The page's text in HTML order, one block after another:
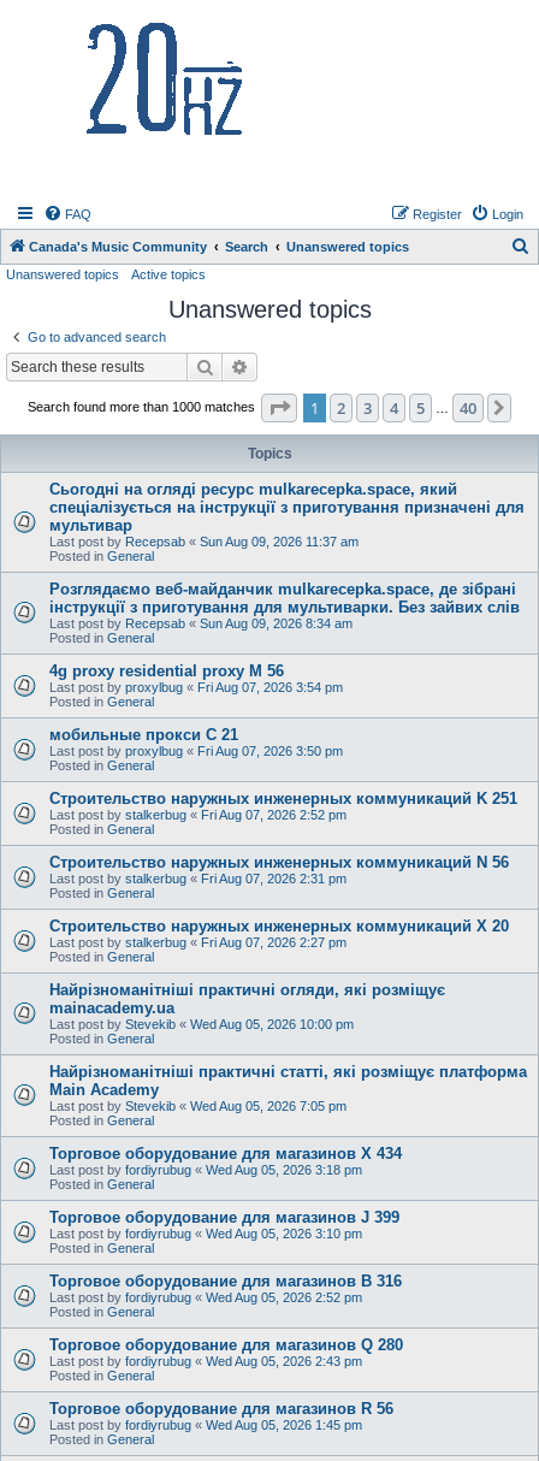
FAQ Login
Register
Canada's Music Community Search Unanswered topics
Unanswered topics Active topics
Unanswered topics
Go to advanced search
Search
Search found more than 1000 matches Page 1of 40
1 2 3 4 5 40
Topics
Сьогодні на огляді ресурс mulkarecepka.space, який
спеціалізується на інструкції з приготування призначені для
мультивар
Last post by Recepsab « Sun Aug 09, 2026 11:37 am
Posted in General
Розглядаємо веб-майданчик mulkarecepka.space, де зібрані
інструкції з приготування для мультиварки. Без зайвих слів
Last post by Recepsab « Sun Aug 09, 2026 8:34 am
Posted in General
4g proxy residential proxy M 56
Last post by proxylbug « Fri Aug 07, 2026 3:54 pm
Posted in General
мобильные прокси C 21
Last post by proxylbug « Fri Aug 07, 2026 3:50 pm
Posted in General
Строительство наружных инженерных коммуникаций K 251
Last post by stalkerbug « Fri Aug 07, 2026 2:52 pm
Posted in General
Строительство наружных инженерных коммуникаций N 56
Last post by stalkerbug « Fri Aug 07, 2026 2:31 pm
Posted in General
Строительство наружных инженерных коммуникаций X 20
Last post by stalkerbug « Fri Aug 07, 2026 2:27 pm
Posted in General
Найрізноманітніші практичні огляди, які розміщує
mainacademy.ua
Last post by Stevekib « Wed Aug 05, 2026 10:00 pm
Posted in General
Найрізноманітніші практичні статті, які розміщує платформа
Main Academy
Last post by Stevekib « Wed Aug 05, 2026 7:05 pm
Posted in General
Торговое оборудование для магазинов X 434
Last post by fordiyrubug « Wed Aug 05, 2026 3:18 pm
Posted in General
Торговое оборудование для магазинов J 399
Last post by fordiyrubug « Wed Aug 05, 2026 3:10 pm
Posted in General
Торговое оборудование для магазинов B 316
Last post by fordiyrubug « Wed Aug 05, 2026 2:52 pm
Posted in General
Торговое оборудование для магазинов Q 280
Last post by fordiyrubug « Wed Aug 05, 2026 2:43 pm
Posted in General
Торговое оборудование для магазинов R 56
Last post by fordiyrubug « Wed Aug 05, 2026 1:45 pm
Posted in General